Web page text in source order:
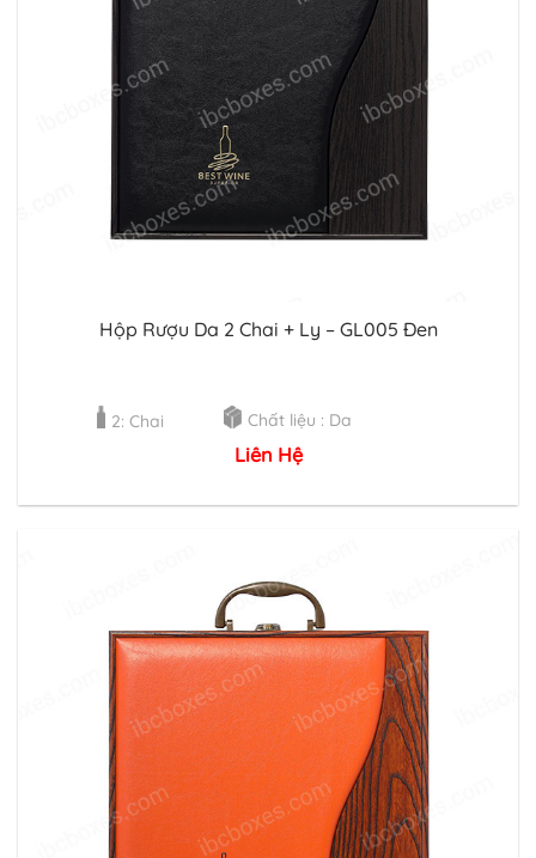
Hộp Rượu Da 2 Chai + Ly – GL005 Đen
2: Chai Chất liệu : Da
Liên Hệ